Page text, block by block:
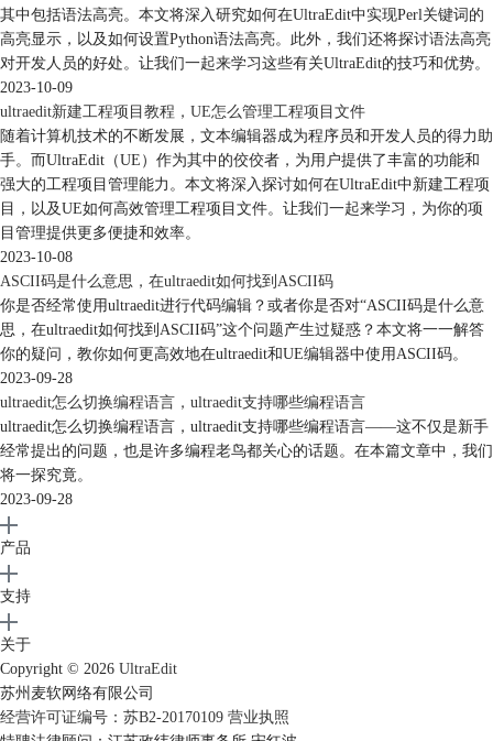
其中包括语法高亮。本文将深入研究如何在UltraEdit中实现Perl关键词的
高亮显示，以及如何设置Python语法高亮。此外，我们还将探讨语法高亮
对开发人员的好处。让我们一起来学习这些有关UltraEdit的技巧和优势。
2023-10-09
ultraedit新建工程项目教程，UE怎么管理工程项目文件
随着计算机技术的不断发展，文本编辑器成为程序员和开发人员的得力助
手。而UltraEdit（UE）作为其中的佼佼者，为用户提供了丰富的功能和
强大的工程项目管理能力。本文将深入探讨如何在UltraEdit中新建工程项
目，以及UE如何高效管理工程项目文件。让我们一起来学习，为你的项
目管理提供更多便捷和效率。
2023-10-08
ASCII码是什么意思，在ultraedit如何找到ASCII码
你是否经常使用ultraedit进行代码编辑？或者你是否对“ASCII码是什么意
思，在ultraedit如何找到ASCII码”这个问题产生过疑惑？本文将一一解答
你的疑问，教你如何更高效地在ultraedit和UE编辑器中使用ASCII码。
2023-09-28
ultraedit怎么切换编程语言，ultraedit支持哪些编程语言
ultraedit怎么切换编程语言，ultraedit支持哪些编程语言——这不仅是新手
经常提出的问题，也是许多编程老鸟都关心的话题。在本篇文章中，我们
将一探究竟。
2023-09-28
产品
支持
关于
Copyright © 2026 UltraEdit
苏州麦软网络有限公司
经营许可证编号：苏B2-20170109 营业执照